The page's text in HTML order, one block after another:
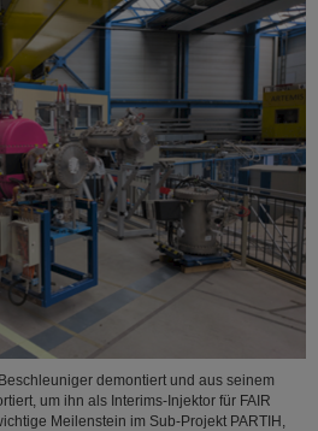
demontiert und aus seinem
um ihn als Interims-Injektor für FAIR
Meilenstein im Sub-Projekt PARTIH,